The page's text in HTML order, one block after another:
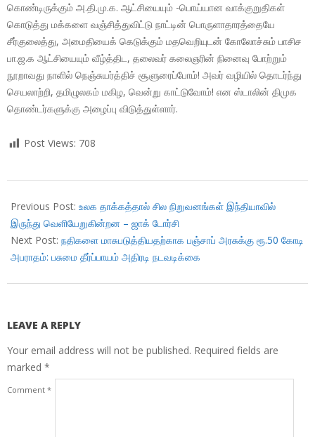
கொண்டிருக்கும் அ.தி.மு.க. ஆட்சியையும் -பொய்யான வாக்குறுதிகள்
கொடுத்து மக்களை வஞ்சித்துவிட்டு நாட்டின் பொருளாதாரத்தையே
சீர்குலைத்து, அமைதியைக் கெடுக்கும் மதவெறியுடன் கோலோச்சும் பாசிச
பா.ஜ.க ஆட்சியையும் வீழ்த்திட, தலைவர் கலைஞரின் நினைவு போற்றும்
நூறாவது நாளில் நெஞ்சுயர்த்திச் சூளுரைப்போம்! அவர் வழியில் தொடர்ந்து
செயலாற்றி, தமிழுலகம் மகிழ, வென்று காட்டுவோம்! என ஸ்டாலின் திமுக
தொண்டர்களுக்கு அழைப்பு விடுத்துள்ளார்.
Post Views: 708
11-
14
Previous Post: உலக தாக்கத்தால் சில நிறுவனங்கள் இந்தியாவில்
இருந்து வெளியேறுகின்றன – ஜாக் டோர்சி
Next Post: நதிகளை மாசுபடுத்தியதற்காக பஞ்சாப் அரசுக்கு ரூ.50 கோடி
அபராதம்: பசுமை தீர்ப்பாயம் அதிரடி நடவடிக்கை
LEAVE A REPLY
Your email address will not be published. Required fields are
marked *
Comment *